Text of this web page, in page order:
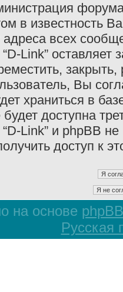
в известность
всех
Link”
Вы
храниться в
доступна
Link” и phpBB
доступ к
на основе phpBB
Русская